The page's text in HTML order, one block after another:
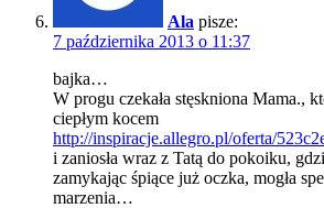
Ala pisze:
7 października 2013 o 11:37
bajka…
W progu czekała stęskniona Mama.,
ciepłym kocem
http://inspiracje.allegro.pl/oferta/
i zaniosła wraz z Tatą do pokoiku,
zamykając śpiące już oczka, mogła
marzenia…